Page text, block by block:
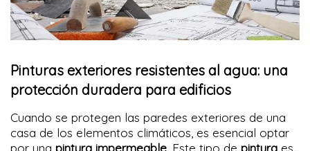
Pinturas exteriores resistentes al agua: una
protección duradera para edificios
Cuando se protegen las paredes exteriores de una
casa de los elementos climáticos, es esencial optar
por una pintura impermeable. Este tipo de pintura es